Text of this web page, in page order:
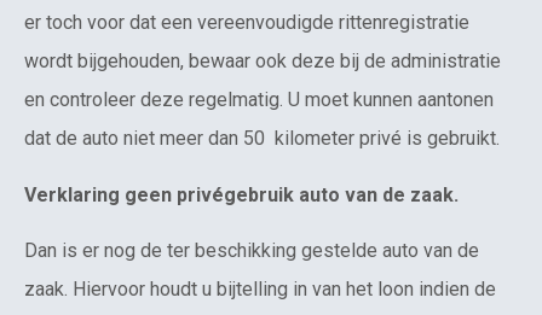
er toch voor dat een vereenvoudigde rittenregistratie
wordt bijgehouden, bewaar ook deze bij de administratie
en controleer deze regelmatig. U moet kunnen aantonen
dat de auto niet meer dan 50 kilometer privé is gebruikt.
Verklaring geen privégebruik auto van de zaak.
Dan is er nog de ter beschikking gestelde auto van de
zaak. Hiervoor houdt u bijtelling in van het loon indien de